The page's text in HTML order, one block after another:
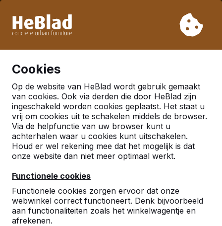
week 33. Houdt u daarom rekening met langere levertijden.
Cookies
Op de website van HeBlad wordt gebruik gemaakt
van cookies. Ook via derden die door HeBlad zijn
ingeschakeld worden cookies geplaatst. Het staat u
vrij om cookies uit te schakelen middels de browser.
Via de helpfunctie van uw browser kunt u
achterhalen waar u cookies kunt uitschakelen.
Houd er wel rekening mee dat het mogelijk is dat
onze website dan niet meer optimaal werkt.
Functionele cookies
Functionele cookies zorgen ervoor dat onze
webwinkel correct functioneert. Denk bijvoorbeeld
aan functionaliteiten zoals het winkelwagentje en
afrekenen.
Al meer dan 30.000 producten verkocht